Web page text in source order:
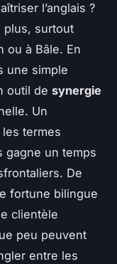
l’anglais ?
plus, surtout
ou à Bâle. En
une simple
outil de synergie
Un
termes
gagne un temps
De
fortune bilingue
clientèle
peu peuvent
entre les